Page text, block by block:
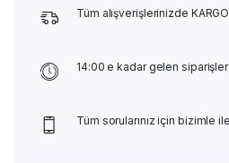
Tüm alışverişlerinizde KARGO
14:00 e kadar gelen
Tüm sorularınız için bizimle